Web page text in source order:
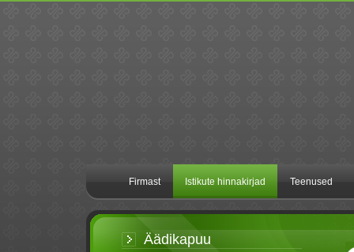
Firmast Istikute hinnakirjad Teenused
Äädikapuu